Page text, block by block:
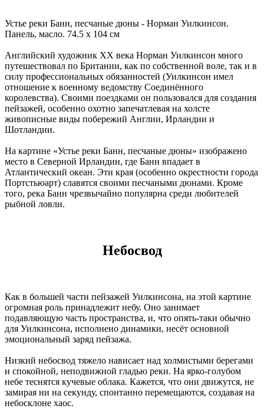
Устье реки Банн, песчаные дюны - Норман Уилкинсон.
Панель, масло. 74.5 x 104 см
Английский художник ХХ века Норман Уилкинсон много
путешествовал по Британии, как по собственной воле, так и в
силу профессиональных обязанностей (Уилкинсон имел
отношение к военному ведомству Соединённого
королевства). Своими поездками он пользовался для создания
пейзажей, особенно охотно запечатлевая на холсте
живописные виды побережий Англии, Ирландии и
Шотландии.
На картине «Устье реки Банн, песчаные дюны» изображено
место в Северной Ирландии, где Банн впадает в
Атлантический океан. Эти края (особенно окрестности города
Портстьюарт) славятся своими песчаными дюнами. Кроме
того, река Банн чрезвычайно популярна среди любителей
рыбной ловли.
Небосвод
Как в большей части пейзажей Уилкинсона, на этой картине
огромная роль принадлежит небу. Оно занимает
подавляющую часть пространства, и, что опять-таки обычно
для Уилкинсона, исполнено динамики, несёт основной
эмоциональный заряд пейзажа.
Низкий небосвод тяжело нависает над холмистыми берегами
и спокойной, неподвижной гладью реки. На ярко-голубом
небе теснятся кучевые облака. Кажется, что они движутся, не
замирая ни на секунду, спонтанно перемещаются, создавая на
небосклоне хаос.